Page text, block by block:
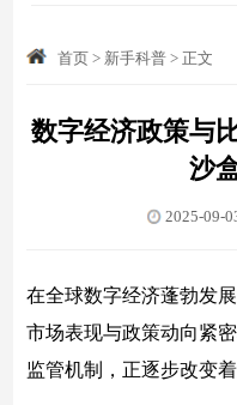
首页 > 新手科普 >正文
数字经济政策与
沙
2025-09-
在全球数字经济蓬勃发
市场表现与政策动向紧
监管机制，正逐步改变